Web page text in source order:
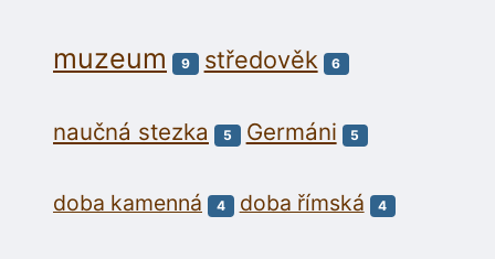
muzeum 9 středověk 6
naučná stezka 5 Germáni 5
doba kamenná 4 doba římská 4